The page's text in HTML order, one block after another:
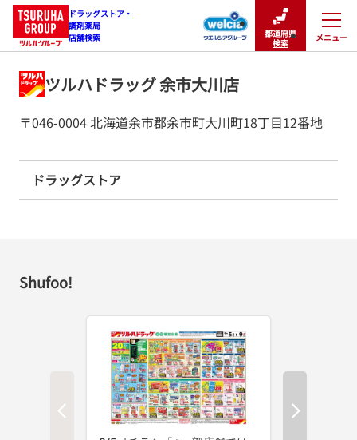
ドラッグストア・
調剤薬局
店舗検索
都道府県
検索
メニュー
閉じる
ツルハドラッグ 余市大川店
〒046-0004 北海道余市郡余市町大川町18丁目12番地
ドラッグストア
Shufoo!